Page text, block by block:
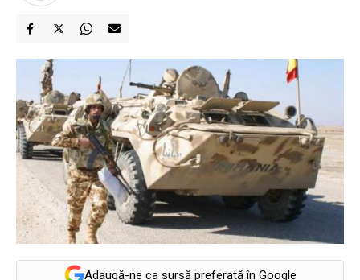
Adaugă-ne ca sursă preferată în Google